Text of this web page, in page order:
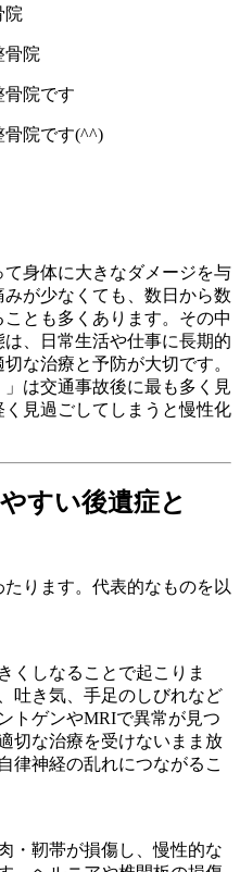
院
院
院です
院です(^^)
身体に大きなダメージを与
が少なくても、数日から数
とも多くあります。その中
、日常生活や仕事に長期的
な治療と予防が大切です。
は交通事故後に最も多く見
見過ごしてしまうと慢性化
すい後遺症と
ります。代表的なものを以
くしなることで起こりま
吐き気、手足のしびれなど
トゲンやMRIで異常が見つ
切な治療を受けないまま放
律神経の乱れにつながるこ
・靭帯が損傷し、慢性的な